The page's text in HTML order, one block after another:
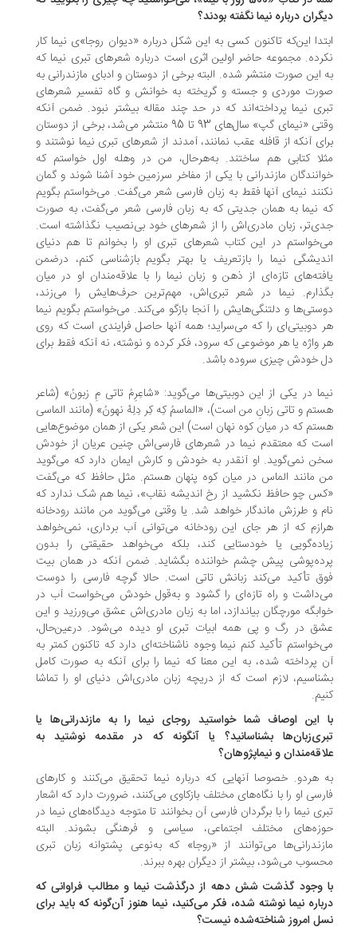
درباره نیما نگفته بودند؟
این‌که تاکنون کسی به این شکل درباره «دیوان روجا»ی نیما کار
مجموعه حاضر اولین اثری است درباره شعرهای تبری نیما که
این صورت منتشر شده. البته برخی از دوستان و ادبای مازندرانی به
موردی و جسته و گریخته به خوانش و گاه تفسیر شعرهای
نیما پرداخته‌اند که در حد چند مقاله بیشتر نبود. ضمن آنکه
وقتی «نیمای گپ» سال‌های 93 تا 95 منتشر می‌شد، برخی از دوستان
آنکه از قافله عقب نمانند، آمدند از شعرهای تبری نیما نوشتند و
کتابی هم ساختند. به‌هرحال، من در وهله اول خواستم که
مازندرانی با یکی از مفاخر سرزمین خود آشنا شوند و گمان
نیمای آنها فقط به زبان فارسی شعر می‌گفت. می‌خواستم بگویم
نیما به همان جدیتی که به زبان فارسی شعر می‌گفت، به صورت
زبان مادری‌اش را از شعرهای خود بی‌نصیب نگذاشته است.
در این کتاب شعرهای تبری او را بخوانم تا هم دنیای
نیما را بازتعریف یا بهتر بگویم بازشناسی کنم، درضمن
تازه‌ای از ذهن و زبان نیما را با علاقه‌مندان او در میان
نیما در شعر تبری‌اش، مهم‌ترین حرف‌هایش را می‌زند،
و دلتنگی‌هایش را آنجا بازگو می‌کند. می‌خواستم بگویم نیما
دوبیتی‌ای را که می‌سراید؛ همه آنها حاصل فرایندی است که روی
واژه یا هر موضوعی که سرود، فکر کرده و نوشته، نه آنکه فقط برای
خودش چیزی سروده باشد.
در یکی از این دوبیتی‌ها می‌گوید: «شاعِرِمُ تاتی مِ زبونُ» (شاعر
و تاتی زبانِ من است)، «الماسمُ کِه کِر دِلِهْ نهونُ» (مانند الماسی
که در میان کوه نهان است) این شعر یکی از همان موضوع‌هایی
که معتقدم نیما در شعرهای فارسی‌اش چنین عریان از خودش
نمی‌گوید. او آنقدر به خودش و کارش ایمان دارد که می‌گوید
مانند الماس در میان کوه پنهان هستم. مثل حافظ که می‌گفت
چو حافظ نکشید از رخ اندیشه نقاب»، نیما هم شک ندارد که
و طرزش ماندگار خواهد شد. یا وقتی می‌گوید من مانند رودخانه
که از هر جای این رودخانه می‌توانی آب برداری، نمی‌خواهد
یا خودستایی کند، بلکه می‌خواهد حقیقتی را بدون
پیش چشم خواننده بگشاید. ضمن آنکه در همان بیت
تأکید می‌کند زبانش تاتی است. حالا گرچه فارسی را دوست
و راه تازه‌ای را گشود و به‌قول خودش می‌خواست آب در
مورچگان بیاندازد، اما به زبان مادری‌اش عشق می‌ورزید و این
در رگ و پی همه ابیات تبری او دیده می‌شود. درعین‌حال،
تأکید کنم نیما وجوه ناشناخته‌ای دارد که تاکنون کمتر به
پرداخته شده، به این معنا که نیما را برای آنکه به صورت کامل
لازم است که از دریچه زبان مادری‌اش دنیای او را تماشا
این اوصاف شما خواستید روجای نیما را به مازندرانی‌ها یا
بشناسانید؟ یا آنگونه که در مقدمه نوشتید به
و نیماپژوهان؟
هردو. خصوصا آنهایی که درباره نیما تحقیق می‌کنند و کارهای
او را با نگاه‌های مختلف بازکاوی می‌کنند، ضرورت دارد که اشعار
نیما را با برگردان فارسی آن بخوانند تا متوجه دیدگاه‌های نیما در
مختلف اجتماعی، سیاسی و فرهنگی بشوند. البته
می‌توانند از «روجا» که به‌نوعی پشتوانه زبان تبری
می‌شود، بیشتر از دیگران بهره ببرند.
وجود گذشت شش دهه از درگذشت نیما و مطالب فراوانی که
نیما نوشته شده، فکر می‌کنید، نیما هنوز آن‌گونه که باید برای
امروز شناخته‌شده نیست؟